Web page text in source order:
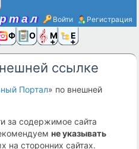
Войти Регистрация
Фото Ещё
ссылке
Портал» по внешней
за содержимое сайта
не указывать
на сторонних сайтах.